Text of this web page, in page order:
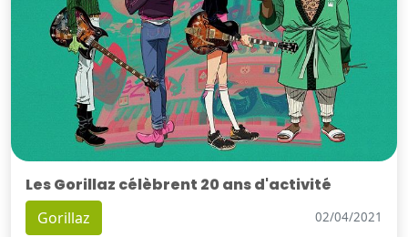
Les Gorillaz célèbrent 20 ans d'activité
Gorillaz 02/04/2021